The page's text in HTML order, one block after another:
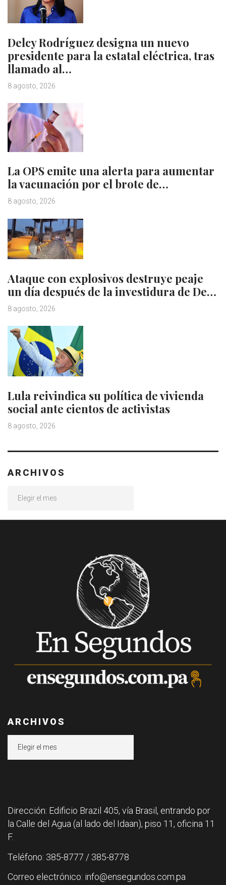
Delcy Rodríguez designa un nuevo
presidente para la estatal eléctrica, tras
llamado al…
8 agosto, 2026
La OPS emite una alerta para aumentar
la vacunación por el brote de…
8 agosto, 2026
Ataque con explosivos destruye peaje
un día después de la investidura de De…
8 agosto, 2026
Lula reivindica su política de vivienda
social ante cientos de activistas
8 agosto, 2026
ARCHIVOS
ARCHIVOS
Dirección: Edificio Brazil 405, vía Brasil, entrando por
la Calle del Agua (al lado del Idaan), piso 11, oficina 11
F.
Teléfono: 385-8777 / 385-8778
Correo electrónico: info@ensegundos.com.pa